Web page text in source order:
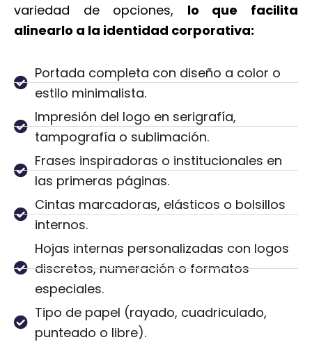
variedad de opciones, lo que facilita
alinearlo a la identidad corporativa:
Portada completa con diseño a color o
estilo minimalista.
Impresión del logo en serigrafía,
tampografía o sublimación.
Frases inspiradoras o institucionales en
las primeras páginas.
Cintas marcadoras, elásticos o bolsillos
internos.
Hojas internas personalizadas con logos
discretos, numeración o formatos
especiales.
Tipo de papel (rayado, cuadriculado,
punteado o libre).